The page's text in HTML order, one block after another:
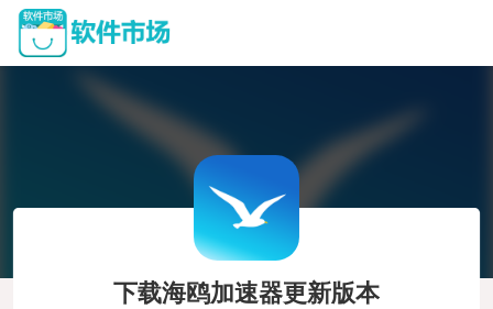
下载海鸥加速器更新版本